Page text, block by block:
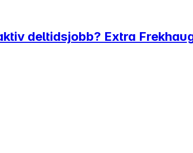
deltidsjobb? Extra